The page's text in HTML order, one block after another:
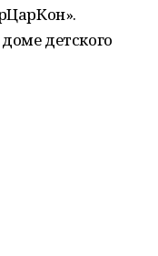
детского